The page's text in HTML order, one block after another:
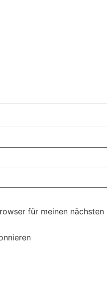
für meinen nächsten